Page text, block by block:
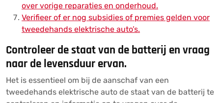
over vorige reparaties en onderhoud.
Verifieer of er nog subsidies of premies gelden voor
tweedehands elektrische auto’s.
Controleer de staat van de batterij en vraag
naar de levensduur ervan.
Het is essentieel om bij de aanschaf van een
tweedehands elektrische auto de staat van de batterij te